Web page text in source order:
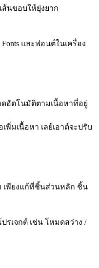
ส้นขอบให้ยุ่งยาก
และฟอนต์ในเครื่อง
ดอัตโนมัติตามเนื้อหาที่อยู่
พิ่มเนื้อหา เลย์เอาต์จะปรับ
เพียงแก้ที่ชิ้นส่วนหลัก ชิ้น
รเจกต์ เช่น โหมดสว่าง /